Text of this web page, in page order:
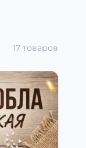
17 товаров